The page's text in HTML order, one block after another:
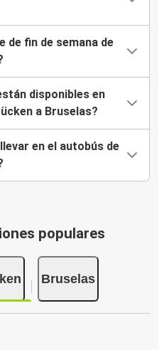
de fin de semana de
disponibles en
a Bruselas?
en el autobús de
populares
Bruselas